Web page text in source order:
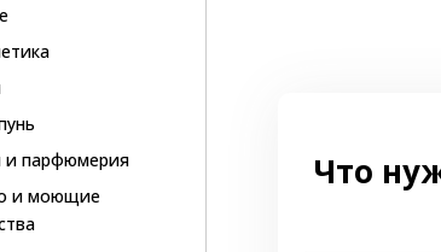
и парфюмерия
и моющие
Что